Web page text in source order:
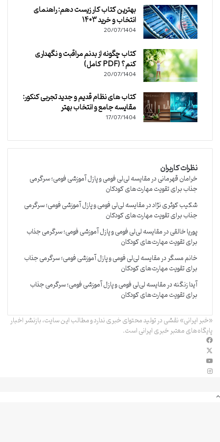
بهترین کتاب کار زیست دهم: راهنمای
انتخاب و خرید ۱۴۰۳
20/07/1404
کتاب چگونه از بدنم مراقبت و نگهداری
کنم؟ (PDF کامل)
20/07/1404
کتاب های نظام قدیم و جدید تجربی کنکور:
مقایسه جامع و انتخاب بهتر
17/07/1404
نظرات کاربران
خرامان قهرمانیدرمقایسه لی‌لی فومی و پازل آموزشی فومی؛ سرگرمی
جذاب برای تقویت مهارت‌های کودکان
شکیب کوثری نژاددرمقایسه لی‌لی فومی و پازل آموزشی فومی؛ سرگرمی
جذاب برای تقویت مهارت‌های کودکان
پوریا خالقیدرمقایسه لی‌لی فومی و پازل آموزشی فومی؛ سرگرمی جذاب
برای تقویت مهارت‌های کودکان
خانم مسگردرمقایسه لی‌لی فومی و پازل آموزشی فومی؛ سرگرمی جذاب
برای تقویت مهارت‌های کودکان
آیدا زنگنهدرمقایسه لی‌لی فومی و پازل آموزشی فومی؛ سرگرمی جذاب
برای تقویت مهارت‌های کودکان
«خبر ایرانی» نقشی در تولید محتوای خبری ندارد و مطالب این سایت، بازنشر اخبار
پایگاه‌های معتبر خبری ایرانی است.
فیس
یوتیوب
اینستاگرام
دکمه